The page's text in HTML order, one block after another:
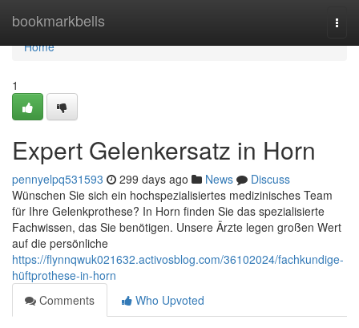
bookmarkbells
Home
Home
1
Expert Gelenkersatz in Horn
pennyelpq531593 299 days ago News
Discuss
Wünschen Sie sich ein hochspezialisiertes medizinisches Team
für Ihre Gelenkprothese? In Horn finden Sie das spezialisierte
Fachwissen, das Sie benötigen. Unsere Ärzte legen großen Wert
auf die persönliche
https://flynnqwuk021632.activosblog.com/36102024/fachkundige-
hüftprothese-in-horn
Comments
Who Upvoted